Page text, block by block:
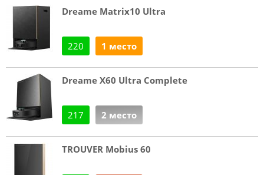
Dreame Matrix10 Ultra
220 1 место
Dreame X60 Ultra Complete
217 2 место
TROUVER Mobius 60